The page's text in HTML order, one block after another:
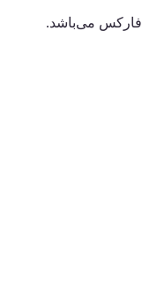
فارکس می‌باشد.